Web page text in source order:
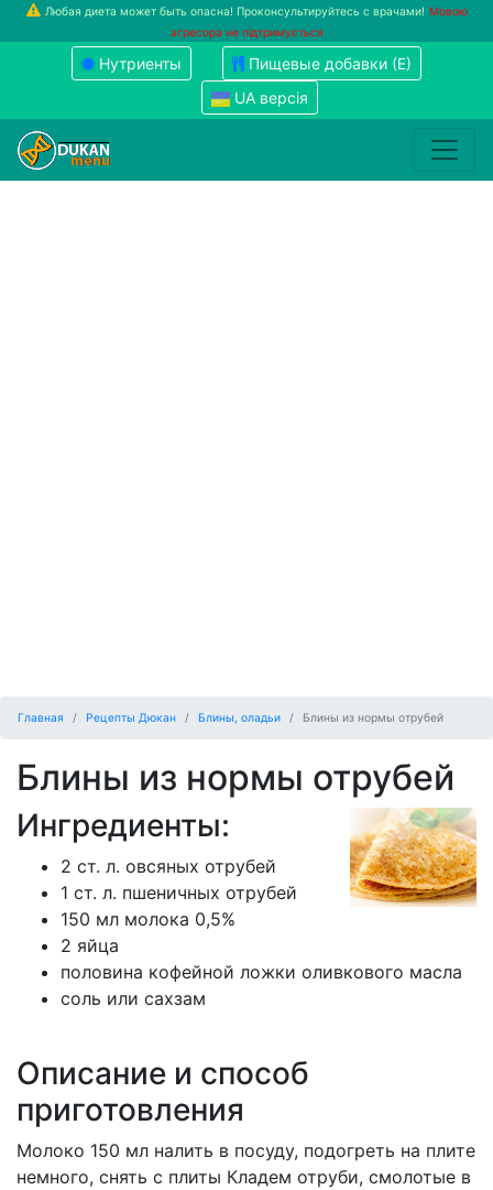
Любая диета может быть опасна! Проконсультируйтесь с врачами! Мовою
агресора не підтримується
Нутриенты
Пищевые добавки (Е)
UA версія
Главная Рецепты Дюкан Блины, оладьи Блины из нормы отрубей
Блины из нормы отрубей
Ингредиенты:
2 ст. л. овсяных отрубей
1 ст. л. пшеничных отрубей
150 мл молока 0,5%
2 яйца
половина кофейной ложки оливкового масла
соль или сахзам
Описание и способ
приготовления
Молоко 150 мл налить в посуду, подогреть на плите
немного, снять с плиты Кладем отруби, смолотые в